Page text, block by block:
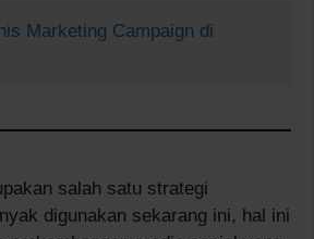
Marketing Campaign di
salah satu strategi
digunakan sekarang ini, hal ini